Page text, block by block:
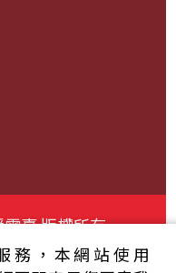
臺 版權所有
款 隱私權條款
務，本網站使用